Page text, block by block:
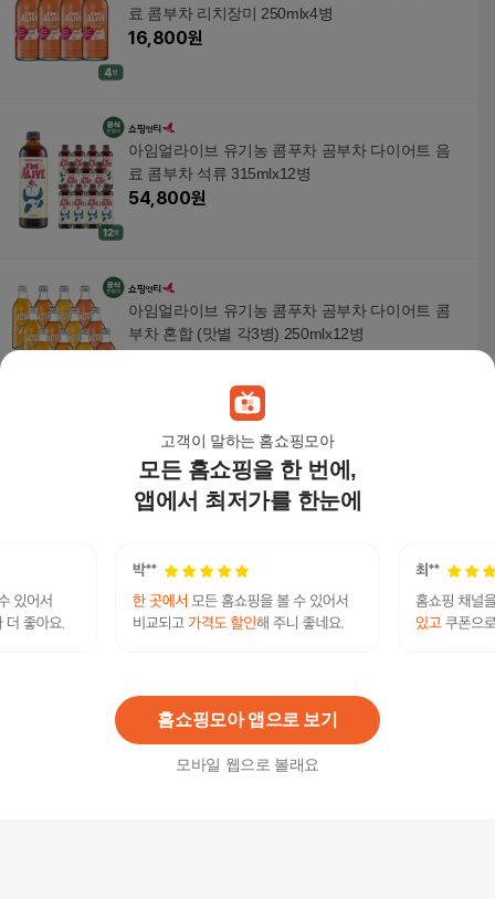
고객이 말하는 홈쇼핑모아
모든 홈쇼핑을 한 번에,
앱에서 최저가를 한눈에
홈쇼핑모아 앱으로 보기
모바일 웹으로 볼래요
료 콤부차 리치장미 250mlx4병
16,800원
아임얼라이브 유기농 콤푸차 곰부차 다이어트 음
료 콤부차 석류 315mlx12병
54,800원
아임얼라이브 유기농 콤푸차 곰부차 다이어트 콤
부차 혼합 (맛별 각3병) 250mlx12병
아임얼라이브 유기농 콤푸차 곰부차 다이어트 음
료 콤부차 석류 315mlx4병
18,300 원
아임얼라이브 유기농 콤푸차 곰부차 다이어트 음